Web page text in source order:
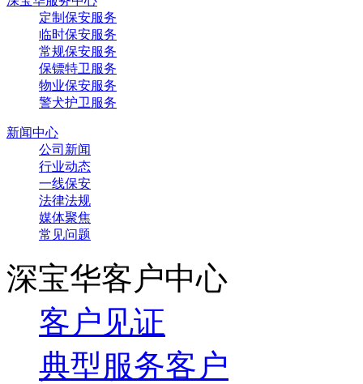
定制保安服务
临时保安服务
常规保安服务
保镖特卫服务
物业保安服务
警犬护卫服务
新闻中心
公司新闻
行业动态
一线保安
法律法规
媒体聚焦
常见问题
深宝华客户中心
客户见证
典型服务客户